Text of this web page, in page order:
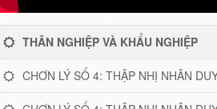
THÂN NGHIỆP VÀ KHẨU NGHIỆP
CHƠN LÝ SỐ 4: THẬP NHỊ NHÂN